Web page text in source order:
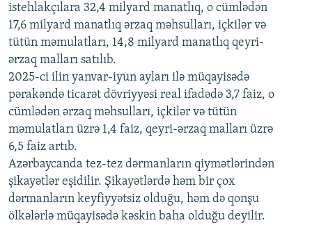
istehlakçılara 32,4 milyard manatlıq, o cümlədən
17,6 milyard manatlıq ərzaq məhsulları, içkilər və
tütün məmulatları, 14,8 milyard manatlıq qeyri-
ərzaq malları satılıb.
2025-ci ilin yanvar-iyun ayları ilə müqayisədə
pərakəndə ticarət dövriyyəsi real ifadədə 3,7 faiz, o
cümlədən ərzaq məhsulları, içkilər və tütün
məmulatları üzrə 1,4 faiz, qeyri-ərzaq malları üzrə
6,5 faiz artıb.
Azərbaycanda tez-tez dərmanların qiymətlərindən
şikayətlər eşidilir. Şikayətlərdə həm bir çox
dərmanların keyfiyyətsiz olduğu, həm də qonşu
ölkələrlə müqayisədə kəskin baha olduğu deyilir.